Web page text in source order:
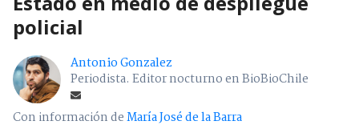
policial
Antonio Gonzalez
Periodista. Editor nocturno en BioBioChile
Con información deMaría José de la Barra